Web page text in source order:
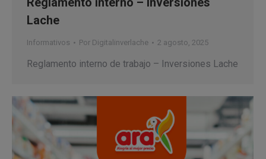
Lache
Informativos Por Digitalinverlache 2 agosto, 2025
Reglamento interno de trabajo – Inversiones Lache